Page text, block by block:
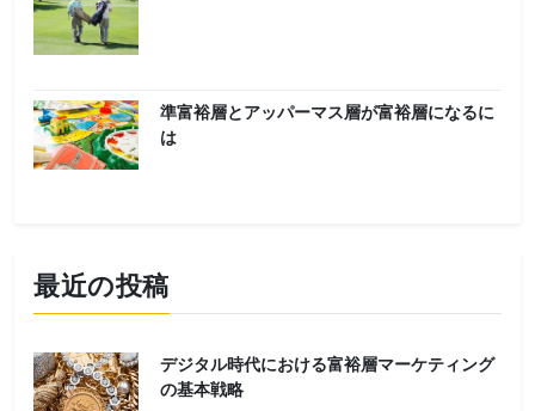
準富裕層とアッパーマス層が富裕層になるに
は
最近の投稿
デジタル時代における富裕層マーケティング
の基本戦略